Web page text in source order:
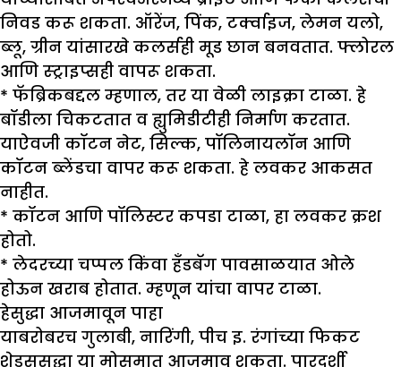
निवड करू शकता. ऑरेंज, पिंक, टर्क्वाइज, लेमन यलो,
ब्लू, ग्रीन यांसारखे कलर्सही मूड छान बनवतात. फ्लोरल
आणि स्ट्राइप्सही वापरू शकता.
* फॅब्रिकबद्दल म्हणाल, तर या वेळी लाइक्रा टाळा. हे
बॉडीला चिकटतात व ह्युमिडीटीही निर्माण करतात.
याऐवजी कॉटन नेट, सिल्क, पॉलिनायलॉन आणि
कॉटन ब्लेंडचा वापर करू शकता. हे लवकर आकसत
नाहीत.
* कॉटन आणि पॉलिस्टर कपडा टाळा, हा लवकर क्रश
होतो.
* लेदरच्या चप्पल किंवा हँडबॅग पावसाळयात ओले
होऊन खराब होतात. म्हणून यांचा वापर टाळा.
हेसुद्धा आजमावून पाहा
याबरोबरच गुलाबी, नारिंगी, पीच इ. रंगांच्या फिकट
शेड्ससुद्धा या मोसमात आजमावू शकता. पारदर्शी